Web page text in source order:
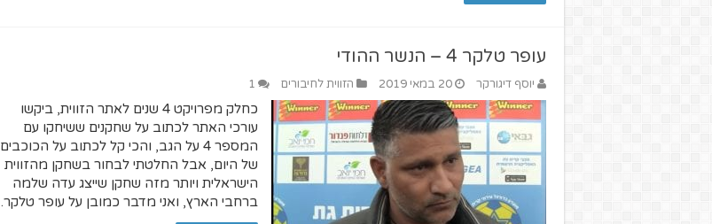
עופר טלקר 4 – הנשר ההודי
יוסף דיגורקר 20 במאי 2019 הזווית לחיבורים 1
כחלק מפרויקט 4 שנים לאתר הזווית, ביקשו
עורכי האתר לכתוב על שחקנים ששיחקו עם
המספר 4 על הגב, והכי קל לכתוב על הכוכבים
של היום, אבל החלטתי לבחור בשחקן מהזווית
הישראלית ויותר מזה שחקן שייצג עדה שלמה
ברחבי הארץ, ואני מדבר כמובן על עופר טלקר.